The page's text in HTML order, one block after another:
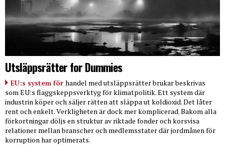
Utsläppsrätter for Dummies
EU:s system för handel med utsläppsrätter brukar beskrivas
som EU:s flaggskeppsverktyg för klimatpolitik. Ett system där
industrin köper och säljer rätten att släppa ut koldioxid. Det låter
rent och enkelt. Verkligheten är dock mer komplicerad. Bakom alla
förkortningar döljs en struktur av riktade fonder och korsvisa
relationer mellan branscher och medlemsstater där jordmånen för
korruption har optimerats.